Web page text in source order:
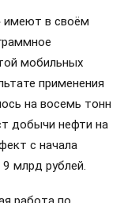
имеют в своём
мобильных
применения
на восемь тонн
добычи нефти на
с начала
9 млрд рублей.